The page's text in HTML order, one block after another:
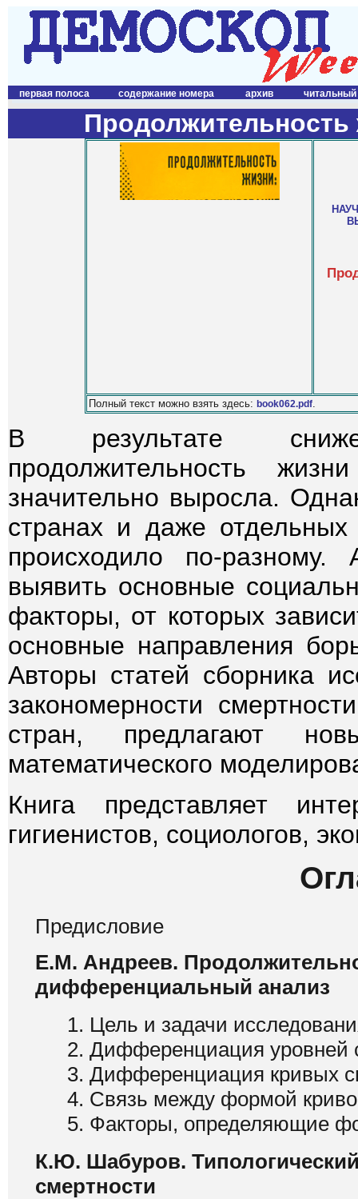
первая полоса содержание номера архив читальный
Полный текст можно взять здесь: book062.pdf.
В результате
продолжительность
значительно выросла.
странах и даже
происходило по-разному.
выявить основные
факторы, от которых
основные направления
Авторы статей сборника
закономерности
стран, предлагают
математического
Книга представляет
гигиенистов, социологов,
Предисловие
Е.М. Андреев.
дифференциальный анализ
1. Цель и задачи
2. Дифференциация уровней
3. Дифференциация кривых
4. Связь между формой
5. Факторы, определяющие
К.Ю. Шабуров.
смертности